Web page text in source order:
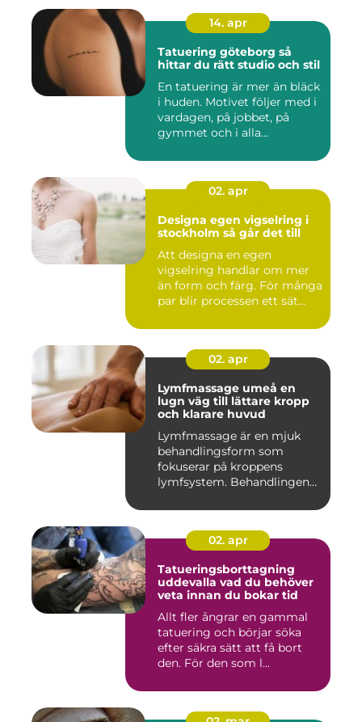
14. apr
Tatuering göteborg så
hittar du rätt studio och stil
En tatuering är mer än bläck
i huden. Motivet följer med i
vardagen, på jobbet, på
gymmet och i alla...
02. apr
Designa egen vigselring i
stockholm så går det till
Att designa en egen
vigselring handlar om mer
än form och färg. För många
par blir processen ett sät...
02. apr
Lymfmassage umeå en
lugn väg till lättare kropp
och klarare huvud
Lymfmassage är en mjuk
behandlingsform som
fokuserar på kroppens
lymfsystem. Behandlingen
02. apr
Tatueringsborttagning
uddevalla vad du behöver
veta innan du bokar tid
Allt fler ångrar en gammal
tatuering och börjar söka
efter säkra sätt att få bort
den. För den som l...